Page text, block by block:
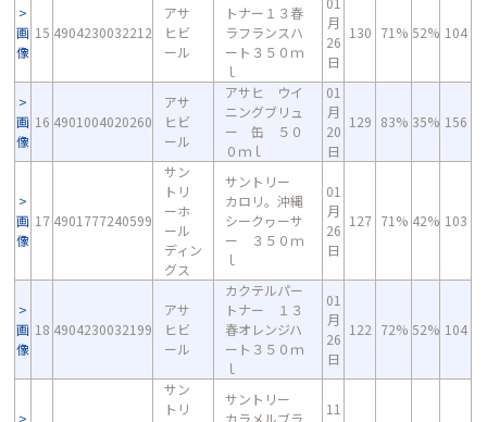
画
像
15 4904230032212
アサ
ヒビ
ール
トナー１３春
ラフランスハ
ート３５０ｍ
ｌ
月
26
日
130 71% 52% 104
画
像
16 4901004020260
アサ
ヒビ
ール
アサヒ ウイ
ニングブリュ
ー 缶 ５０
０ｍｌ
01
月
20
日
129 83% 35% 156
画
像
17 4901777240599
サン
トリ
ーホ
ール
ディン
グス
サントリー
カロリ。沖縄
シークヮーサ
ー ３５０ｍ
ｌ
01
月
26
日
127 71% 42% 103
画
像
18 4904230032199
アサ
ヒビ
ール
カクテルパー
トナー １３
春オレンジハ
ート３５０ｍ
ｌ
01
月
26
日
122 72% 52% 104
サン
トリ
サントリー
カラメルブラ
11